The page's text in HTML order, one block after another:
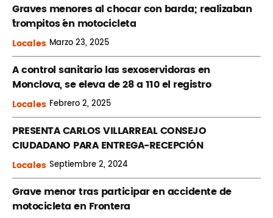
Graves menores al chocar con barda; realizaban
´trompitos ´en motocicleta
Locales Marzo23, 2025
A control sanitario las sexoservidoras en
Monclova, se eleva de 28 a 110 el registro
Locales Febrero2, 2025
PRESENTA CARLOS VILLARREAL CONSEJO
CIUDADANO PARA ENTREGA-RECEPCIÓN
Locales Septiembre2, 2024
Grave menor tras participar en accidente de
motocicleta en Frontera